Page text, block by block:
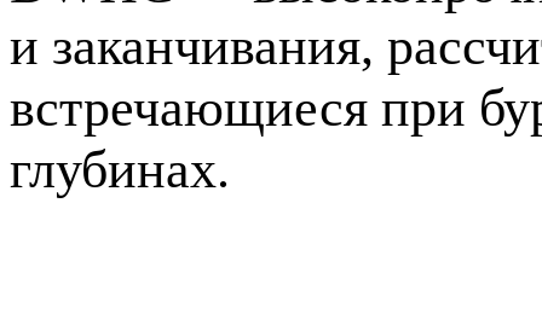
и заканчивания,
встречающиеся при
глубинах.